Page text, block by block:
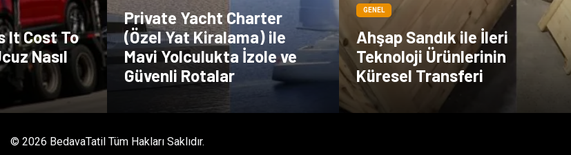
It Cost To
Nasıl
Private Yacht Charter
(Özel Yat Kiralama) ile
Mavi Yolculukta İzole ve
Güvenli Rotalar
GENEL
Ahşap Sandık ile İleri
Teknoloji Ürünlerinin
Küresel Transferi
© 2026 BedavaTatil Tüm Hakları Saklıdır.